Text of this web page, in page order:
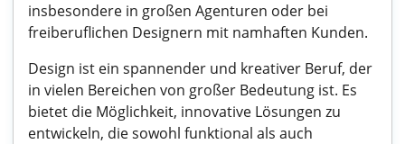
insbesondere in großen Agenturen oder bei
freiberuflichen Designern mit namhaften Kunden.
Design ist ein spannender und kreativer Beruf, der
in vielen Bereichen von großer Bedeutung ist. Es
bietet die Möglichkeit, innovative Lösungen zu
entwickeln, die sowohl funktional als auch